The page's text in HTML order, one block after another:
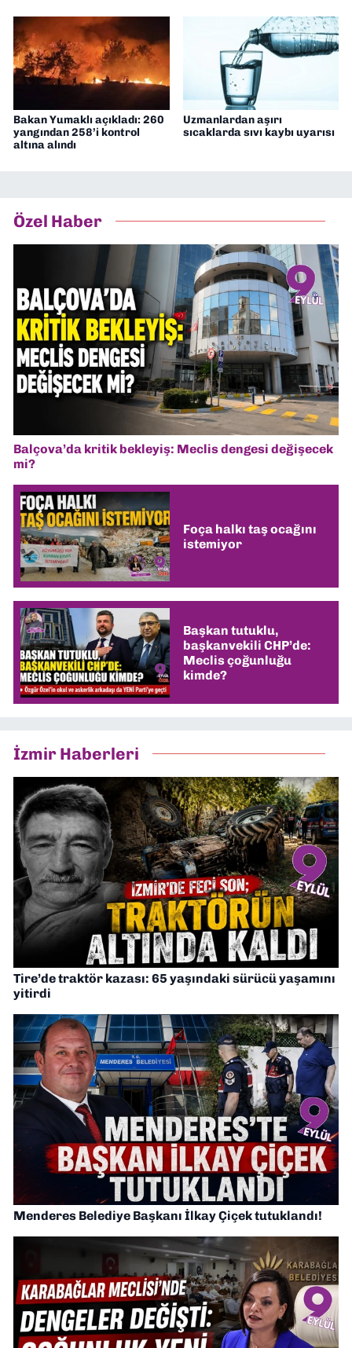
Bakan Yumaklı açıkladı: 260
yangından 258’i kontrol
altına alındı
Uzmanlardan aşırı
sıcaklarda sıvı kaybı uyarısı
Özel Haber
Balçova’da kritik bekleyiş: Meclis dengesi değişecek
mi?
Foça halkı taş ocağını
istemiyor
Başkan tutuklu,
başkanvekili CHP’de:
Meclis çoğunluğu
kimde?
İzmir Haberleri
Tire’de traktör kazası: 65 yaşındaki sürücü yaşamını
yitirdi
Menderes Belediye Başkanı İlkay Çiçek tutuklandı!